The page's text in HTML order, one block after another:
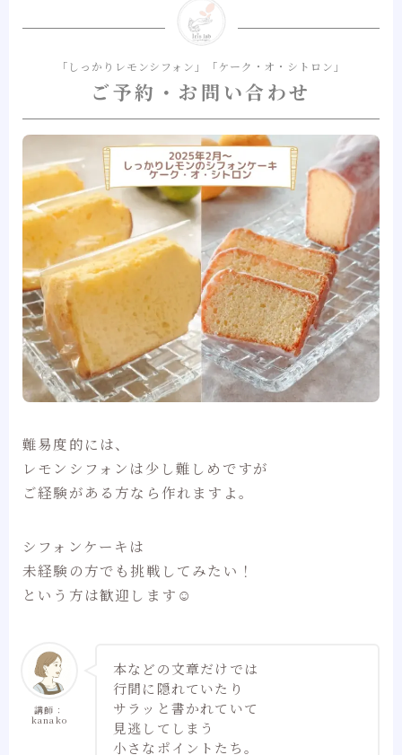
「しっかりレモンシフォン」「ケーク・オ・シトロン」
ご予約・お問い合わせ
難易度的には、
レモンシフォンは少し難しめですが
ご経験がある方なら作れますよ。
シフォンケーキは
未経験の方でも挑戦してみたい！
という方は歓迎します☺
講師：
kanako
本などの文章だけでは
行間に隠れていたり
サラッと書かれていて
見逃してしまう
小さなポイントたち。